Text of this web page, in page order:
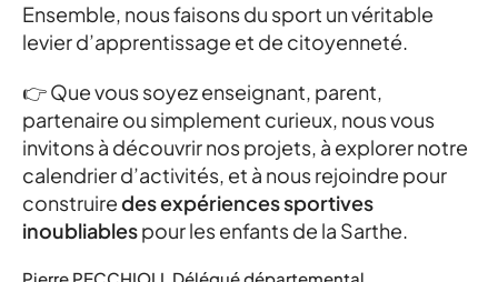
Ensemble, nous faisons du sport un véritable
levier d’apprentissage et de citoyenneté.
👉 Que vous soyez enseignant, parent,
partenaire ou simplement curieux, nous vous
invitons à découvrir nos projets, à explorer notre
calendrier d’activités, et à nous rejoindre pour
construiredes expériences sportives
inoubliablespour les enfants de la Sarthe.